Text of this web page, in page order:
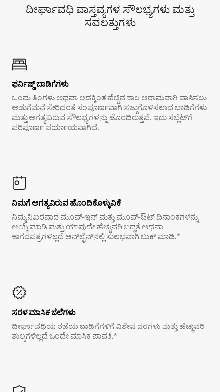
ದೀರ್ಘಾವಧಿ ವಾಸ್ತವ್ಯಗಳ ಸೌಲಭ್ಯಗಳು ಮತ್ತು
ಸವಲತ್ತುಗಳು
ಫರ್ನಿಷ್ಡ್ ಬಾಡಿಗೆಗಳು
ಒಂದು ತಿಂಗಳು ಅಥವಾ ಅದಕ್ಕಿಂತ ಹೆಚ್ಚಿನ ಕಾಲ ಆರಾಮವಾಗಿ ವಾಸಿಸಲು
ಅಡುಗೆಮನೆ ಸೇರಿದಂತೆ ಸಂಪೂರ್ಣವಾಗಿ ಸಜ್ಜುಗೊಳಿಸಲಾದ ಬಾಡಿಗೆಗಳು
ಮತ್ತು ಅಗತ್ಯವಿರುವ ಸೌಲಭ್ಯಗಳನ್ನು ಹೊಂದಿರುತ್ತವೆ. ಇದು ಸಬ್ಲೆಟ್‌ಗೆ
ಪರಿಪೂರ್ಣ ಪರ್ಯಾಯವಾಗಿದೆ.
ನಿಮಗೆ ಅಗತ್ಯವಿರುವ ಹೊಂದಿಕೊಳ್ಳುವಿಕೆ
ನಿಮ್ಮ ನಿಖರವಾದ ಮೂವ್-ಇನ್ ಮತ್ತು ಮೂವ್-ಔಟ್ ದಿನಾಂಕಗಳನ್ನು
ಆಯ್ಕೆ ಮಾಡಿ ಮತ್ತು ಯಾವುದೇ ಹೆಚ್ಚುವರಿ ಬದ್ಧತೆ ಅಥವಾ
ಕಾಗದಪತ್ರಗಳಿಲ್ಲದೆ ಆನ್‌ಲೈನ್‌ನಲ್ಲಿ ಸುಲಭವಾಗಿ ಬುಕ್ ಮಾಡಿ.*
ಸರಳ ಮಾಸಿಕ ಬೆಲೆಗಳು
ದೀರ್ಘಾವಧಿಯ ರಜೆಯ ಬಾಡಿಗೆಗಳಿಗೆ ವಿಶೇಷ ದರಗಳು ಮತ್ತು ಹೆಚ್ಚುವರಿ
ಶುಲ್ಕಗಳಿಲ್ಲದೆ ಒಂದೇ ಮಾಸಿಕ ಪಾವತಿ.*